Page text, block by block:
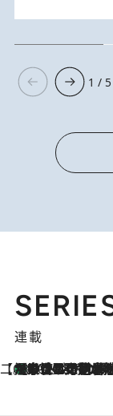
1 / 5
連載
【CREA×星野リゾート】唯一無二。癒
2026.8.7
【トンボの足水浴】ヒノキの香りに包まれて涼感マックス！約13℃の湧水かけ流